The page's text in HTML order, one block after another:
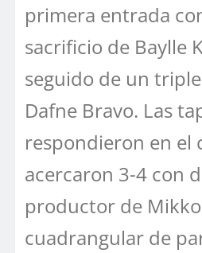
primera entrada
sacrificio de Baylle
seguido de un
Dafne Bravo. Las
respondieron en el
acercaron 3-4 con
productor de
cuadrangular de